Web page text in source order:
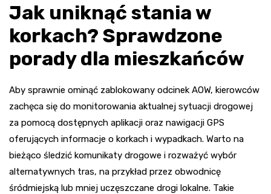
Jak uniknąć stania w
korkach? Sprawdzone
porady dla mieszkańców
Aby sprawnie ominąć zablokowany odcinek AOW, kierowców
zachęca się do monitorowania aktualnej sytuacji drogowej
za pomocą dostępnych aplikacji oraz nawigacji GPS
oferujących informacje o korkach i wypadkach. Warto na
bieżąco śledzić komunikaty drogowe i rozważyć wybór
alternatywnych tras, na przykład przez obwodnicę
śródmiejską lub mniej uczęszczane drogi lokalne. Takie